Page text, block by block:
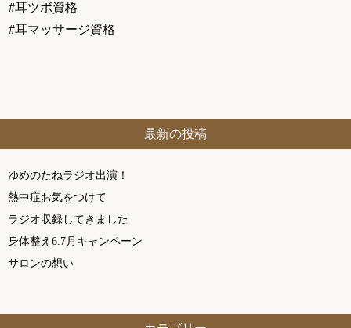
#耳ツボ資格
#耳マッサージ資格
最新の投稿
ゆめのたねラジオ出演！
熱中症お気をつけて
ラジオ収録してきました
身体整え6.7月キャンペーン
サロンの想い